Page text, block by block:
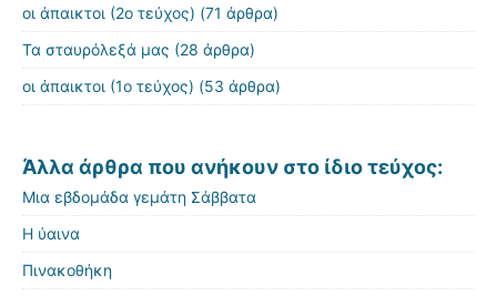
οι άπαικτοι (2ο τεύχος) (71 άρθρα)
Τα σταυρόλεξά μας (28 άρθρα)
οι άπαικτοι (1ο τεύχος) (53 άρθρα)
Άλλα άρθρα που ανήκουν στο ίδιο τεύχος:
Μια εβδομάδα γεμάτη Σάββατα
Η ύαινα
Πινακοθήκη